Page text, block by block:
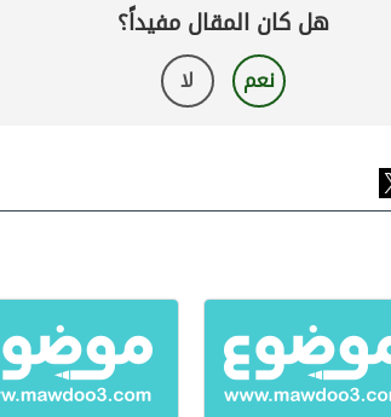
هل كان المقال مفيداً؟
نعم لا